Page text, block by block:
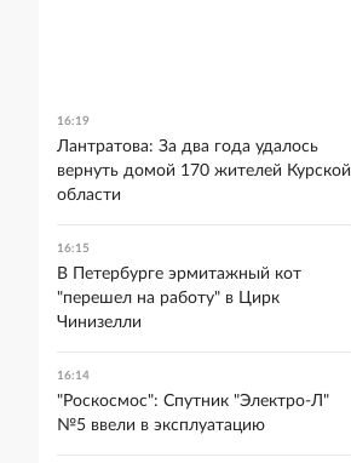
16:19
Лантратова: За два года удалось
вернуть домой 170 жителей Курской
области
16:15
В Петербурге эрмитажный кот
"перешел на работу" в Цирк
Чинизелли
16:14
"Роскосмос": Спутник "Электро-Л"
№5 ввели в эксплуатацию